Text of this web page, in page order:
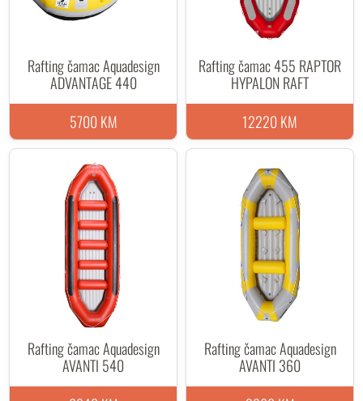
Rafting čamac Aquadesign
ADVANTAGE 440
5700 KM
Rafting čamac 455 RAPTOR
HYPALON RAFT
12220 KM
Rafting čamac Aquadesign
AVANTI 540
Rafting čamac Aquadesign
AVANTI 360